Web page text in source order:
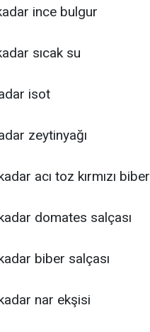
ince bulgur
sıcak su
isot
zeytinyağı
acı toz kırmızı biber
domates salçası
biber salçası
nar ekşisi